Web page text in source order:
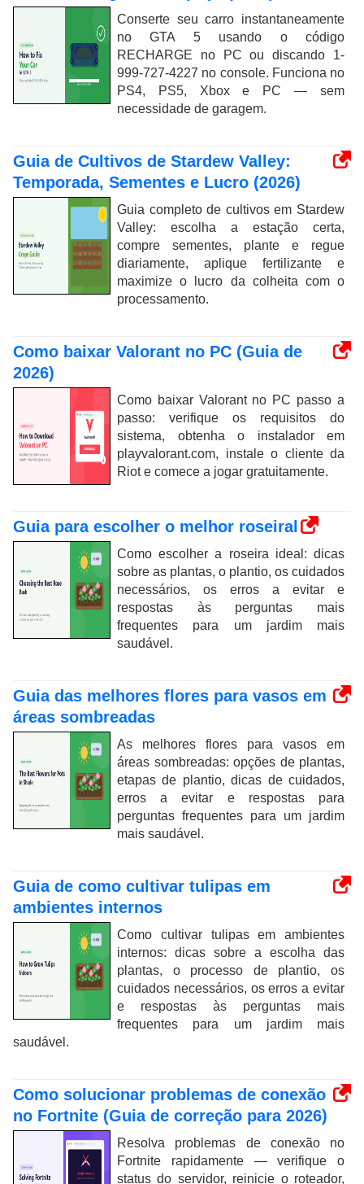
Conserte seu carro instantaneamente
no GTA 5 usando o código
RECHARGE no PC ou discando 1-
999-727-4227 no console. Funciona no
PS4, PS5, Xbox e PC — sem
necessidade de garagem.
Guia de Cultivos de Stardew Valley:
Temporada, Sementes e Lucro (2026)
Guia completo de cultivos em Stardew
Valley: escolha a estação certa,
compre sementes, plante e regue
diariamente, aplique fertilizante e
maximize o lucro da colheita com o
processamento.
Como baixar Valorant no PC (Guia de
2026)
Como baixar Valorant no PC passo a
passo: verifique os requisitos do
sistema, obtenha o instalador em
playvalorant.com, instale o cliente da
Riot e comece a jogar gratuitamente.
Guia para escolher o melhor roseiral
Como escolher a roseira ideal: dicas
sobre as plantas, o plantio, os cuidados
necessários, os erros a evitar e
respostas às perguntas mais
frequentes para um jardim mais
saudável.
Guia das melhores flores para vasos em
áreas sombreadas
As melhores flores para vasos em
áreas sombreadas: opções de plantas,
etapas de plantio, dicas de cuidados,
erros a evitar e respostas para
perguntas frequentes para um jardim
mais saudável.
Guia de como cultivar tulipas em
ambientes internos
Como cultivar tulipas em ambientes
internos: dicas sobre a escolha das
plantas, o processo de plantio, os
cuidados necessários, os erros a evitar
e respostas às perguntas mais
frequentes para um jardim mais
saudável.
Como solucionar problemas de conexão
no Fortnite (Guia de correção para 2026)
Resolva problemas de conexão no
Fortnite rapidamente — verifique o
status do servidor, reinicie o roteador,